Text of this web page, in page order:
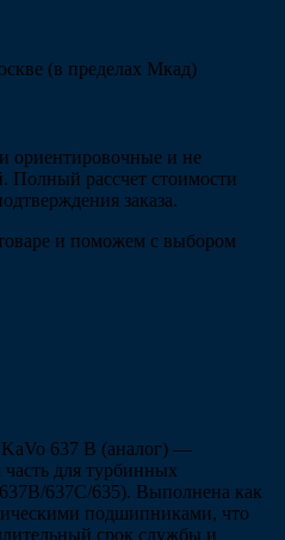
(в пределах Мкад)
ориентировочные и не
Полный рассчет стоимости
заказа.
и поможем с выбором
KaVo 637 B (аналог) —
часть для турбинных
637C/635). Выполнена как
подшипниками, что
срок службы и